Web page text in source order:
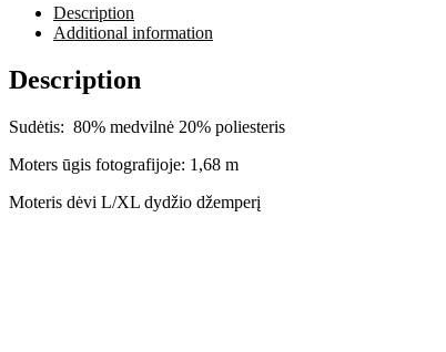
Description
Additional information
Description
Sudėtis: 80% medvilnė 20% poliesteris
Moters ūgis fotografijoje: 1,68 m
Moteris dėvi L/XL dydžio džemperį